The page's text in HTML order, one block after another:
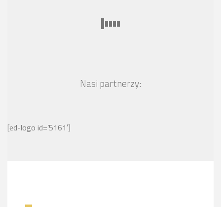
Nasi partnerzy:
[ed-logo id=’5161′]